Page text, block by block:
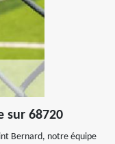
sur 68720
Bernard, notre équipe